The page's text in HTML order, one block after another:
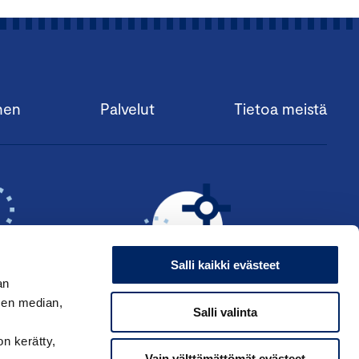
median,
kerätty,
Salli kaikki evästeet
Salli valinta
Palvelut Tietoa meistä
› HAE ANSIOMERKKIÄ ›